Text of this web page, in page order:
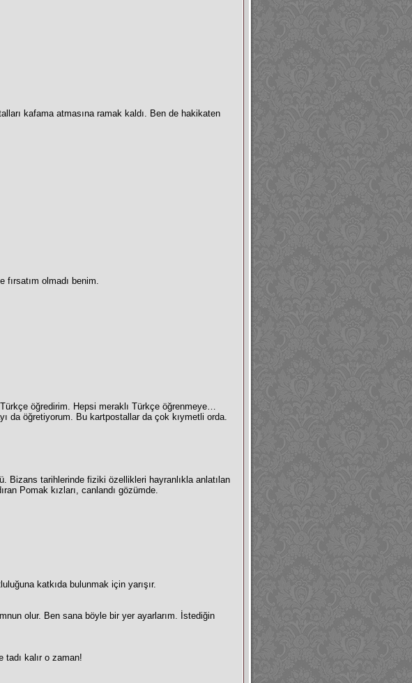
kafama atmasına ramak kaldı. Ben de hakikaten
olmadı benim.
öğredirim. Hepsi meraklı Türkçe öğrenmeye…
da öğretiyorum. Bu kartpostallar da çok kıymetli orda.
Bizans tarihlerinde fiziki özellikleri hayranlıkla anlatılan
Pomak kızları, canlandı gözümde.
katkıda bulunmak için yarışır.
olur. Ben sana böyle bir yer ayarlarım. İstediğin
tadı kalır o zaman!